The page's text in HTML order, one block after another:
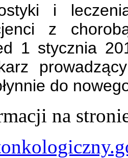
i
z
1 stycznia
do
na